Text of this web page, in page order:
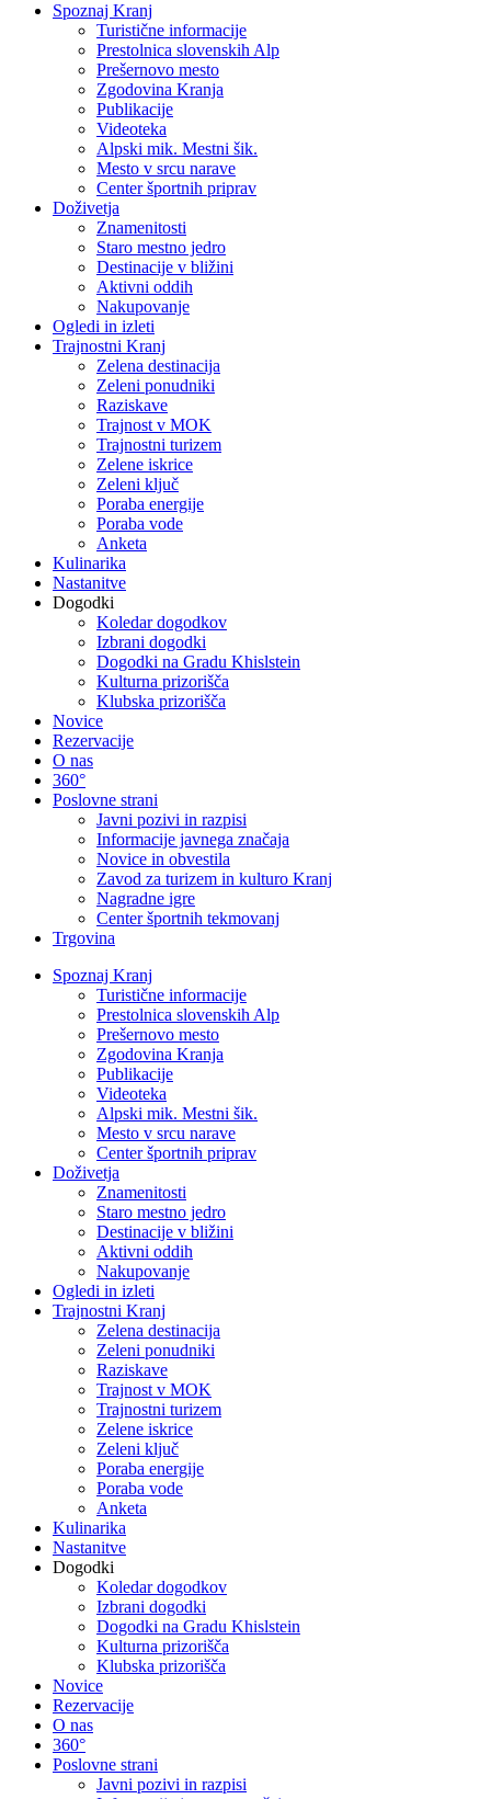
Spoznaj Kranj
Turistične informacije
Prestolnica slovenskih Alp
Prešernovo mesto
Zgodovina Kranja
Publikacije
Videoteka
Alpski mik. Mestni šik.
Mesto v srcu narave
Center športnih priprav
Doživetja
Znamenitosti
Staro mestno jedro
Destinacije v bližini
Aktivni oddih
Nakupovanje
Ogledi in izleti
Trajnostni Kranj
Zelena destinacija
Zeleni ponudniki
Raziskave
Trajnost v MOK
Trajnostni turizem
Zelene iskrice
Zeleni ključ
Poraba energije
Poraba vode
Anketa
Kulinarika
Nastanitve
Dogodki
Koledar dogodkov
Izbrani dogodki
Dogodki na Gradu Khislstein
Kulturna prizorišča
Klubska prizorišča
Novice
Rezervacije
O nas
360°
Poslovne strani
Javni pozivi in razpisi
Informacije javnega značaja
Novice in obvestila
Zavod za turizem in kulturo Kranj
Nagradne igre
Center športnih tekmovanj
Trgovina
Spoznaj Kranj
Turistične informacije
Prestolnica slovenskih Alp
Prešernovo mesto
Zgodovina Kranja
Publikacije
Videoteka
Alpski mik. Mestni šik.
Mesto v srcu narave
Center športnih priprav
Doživetja
Znamenitosti
Staro mestno jedro
Destinacije v bližini
Aktivni oddih
Nakupovanje
Ogledi in izleti
Trajnostni Kranj
Zelena destinacija
Zeleni ponudniki
Raziskave
Trajnost v MOK
Trajnostni turizem
Zelene iskrice
Zeleni ključ
Poraba energije
Poraba vode
Anketa
Kulinarika
Nastanitve
Dogodki
Koledar dogodkov
Izbrani dogodki
Dogodki na Gradu Khislstein
Kulturna prizorišča
Klubska prizorišča
Novice
Rezervacije
O nas
360°
Poslovne strani
Javni pozivi in razpisi